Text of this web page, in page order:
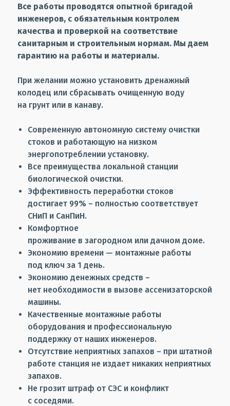
Все работы проводятся опытной бригадой
инженеров, с обязательным контролем
качества и проверкой на соответствие
санитарным и строительным нормам. Мы даем
гарантию на работы и материалы.
При желании можно установить дренажный
колодец или сбрасывать очищенную воду
на грунт или в канаву.
Современную автономную систему очистки
стоков и работающую на низком
энергопотреблении установку.
Все преимущества локальной станции
биологической очистки.
Эффективность переработки стоков
достигает 99% – полностью соответствует
СНиП и СанПиН.
Комфортное
проживание в загородном или дачном доме.
Экономию времени — монтажные работы
под ключ за 1 день.
Экономию денежных средств –
нет необходимости в вызове ассенизаторской
машины.
Качественные монтажные работы
оборудования и профессиональную
поддержку от наших инженеров.
Отсутствие неприятных запахов – при штатной
работе станция не издает никаких неприятных
запахов.
Не грозит штраф от СЭС и конфликт
с соседями.